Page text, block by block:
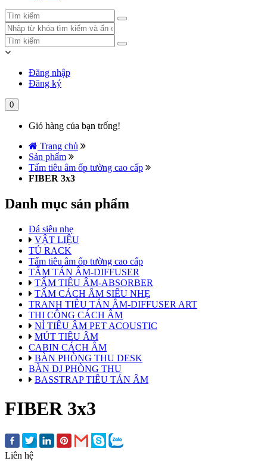
Đăng nhập
Đăng ký
0
Giỏ hàng của bạn trống!
Trang chủ
Sản phẩm
Tấm tiêu âm ốp tường cao cấp
FIBER 3x3
Danh mục sản phẩm
Đá siêu nhẹ
VẬT LIỆU
TỦ RACK
Tấm tiêu âm ốp tường cao cấp
TẤM TÁN ÂM-DIFFUSER
TẤM TIÊU ÂM-ABSORBER
TẤM CÁCH ÂM SIÊU NHẸ
TRANH TIÊU TÁN ÂM-DIFFUSER ART
THI CÔNG CÁCH ÂM
NỈ TIÊU ÂM PET ACOUSTIC
MÚT TIÊU ÂM
CABIN CÁCH ÂM
BÀN PHÒNG THU DESK
BÀN DJ PHÒNG THU
BASSTRAP TIÊU TÁN ÂM
FIBER 3x3
Liên hệ